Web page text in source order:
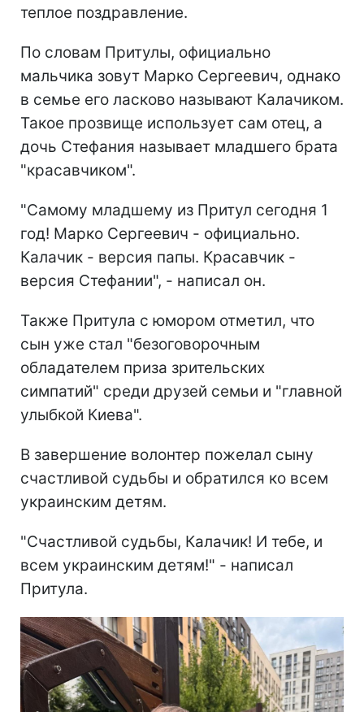
теплое поздравление.
По словам Притулы, официально
мальчика зовут Марко Сергеевич, однако
в семье его ласково называют Калачиком.
Такое прозвище использует сам отец, а
дочь Стефания называет младшего брата
"красавчиком".
"Самому младшему из Притул сегодня 1
год! Марко Сергеевич - официально.
Калачик - версия папы. Красавчик -
версия Стефании", - написал он.
Также Притула с юмором отметил, что
сын уже стал "безоговорочным
обладателем приза зрительских
симпатий" среди друзей семьи и "главной
улыбкой Киева".
В завершение волонтер пожелал сыну
счастливой судьбы и обратился ко всем
украинским детям.
"Счастливой судьбы, Калачик! И тебе, и
всем украинским детям!" - написал
Притула.